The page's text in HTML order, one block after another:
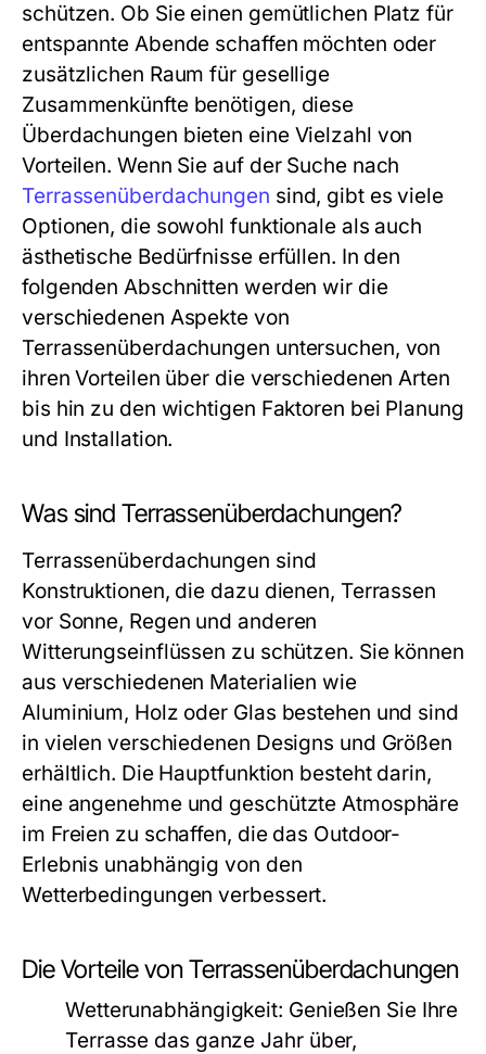
schützen. Ob Sie einen gemütlichen Platz für
entspannte Abende schaffen möchten oder
zusätzlichen Raum für gesellige
Zusammenkünfte benötigen, diese
Überdachungen bieten eine Vielzahl von
Vorteilen. Wenn Sie auf der Suche nach
Terrassenüberdachungen sind, gibt es viele
Optionen, die sowohl funktionale als auch
ästhetische Bedürfnisse erfüllen. In den
folgenden Abschnitten werden wir die
verschiedenen Aspekte von
Terrassenüberdachungen untersuchen, von
ihren Vorteilen über die verschiedenen Arten
bis hin zu den wichtigen Faktoren bei Planung
und Installation.
Was sind Terrassenüberdachungen?
Terrassenüberdachungen sind
Konstruktionen, die dazu dienen, Terrassen
vor Sonne, Regen und anderen
Witterungseinflüssen zu schützen. Sie können
aus verschiedenen Materialien wie
Aluminium, Holz oder Glas bestehen und sind
in vielen verschiedenen Designs und Größen
erhältlich. Die Hauptfunktion besteht darin,
eine angenehme und geschützte Atmosphäre
im Freien zu schaffen, die das Outdoor-
Erlebnis unabhängig von den
Wetterbedingungen verbessert.
Die Vorteile von Terrassenüberdachungen
Wetterunabhängigkeit: Genießen Sie Ihre
Terrasse das ganze Jahr über,